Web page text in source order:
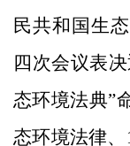
民共和国生
四次会议表
态环境法典”
态环境法律